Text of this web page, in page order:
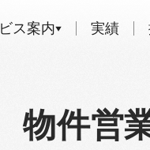
ス案内 実績
件営